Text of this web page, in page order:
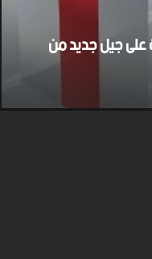
على جيل جديد من